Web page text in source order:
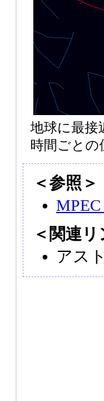
地球に最接
時間ごとの
＜参照＞
MPEC
＜関連リ
アス